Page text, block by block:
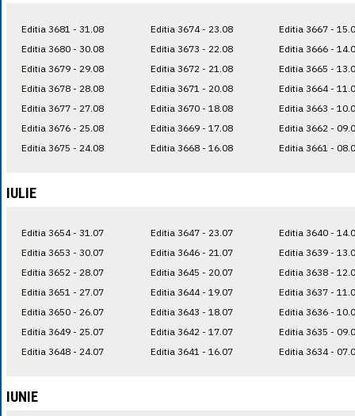
Editia 3681 - 31.08
Editia 3680 - 30.08
Editia 3679 - 29.08
Editia 3678 - 28.08
Editia 3677 - 27.08
Editia 3676 - 25.08
Editia 3675 - 24.08
Editia 3674 - 23.08
Editia 3673 - 22.08
Editia 3672 - 21.08
Editia 3671 - 20.08
Editia 3670 - 18.08
Editia 3669 - 17.08
Editia 3668 - 16.08
Editia 3667 -
Editia 3666 -
Editia 3665 -
Editia 3664 -
Editia 3663 -
Editia 3662 -
Editia 3661 -
IULIE
Editia 3654 - 31.07
Editia 3653 - 30.07
Editia 3652 - 28.07
Editia 3651 - 27.07
Editia 3650 - 26.07
Editia 3649 - 25.07
Editia 3648 - 24.07
Editia 3647 - 23.07
Editia 3646 - 21.07
Editia 3645 - 20.07
Editia 3644 - 19.07
Editia 3643 - 18.07
Editia 3642 - 17.07
Editia 3641 - 16.07
Editia 3640 -
Editia 3639 -
Editia 3638 -
Editia 3637 -
Editia 3636 -
Editia 3635 -
Editia 3634 -
IUNIE